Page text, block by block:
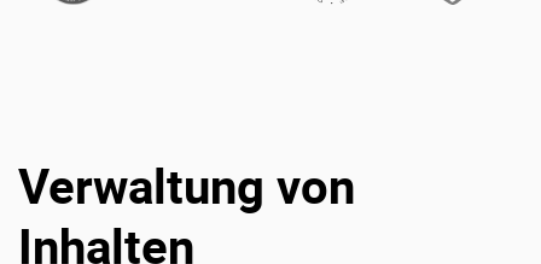
Verwaltung von
Inhalten